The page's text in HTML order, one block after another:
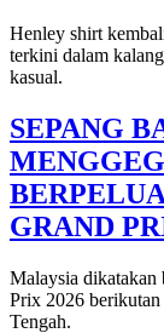
Henley shirt
terkini dalam
kasual.
SEPANG
GRAND
Malaysia dikatakan
Prix 2026
Tengah.